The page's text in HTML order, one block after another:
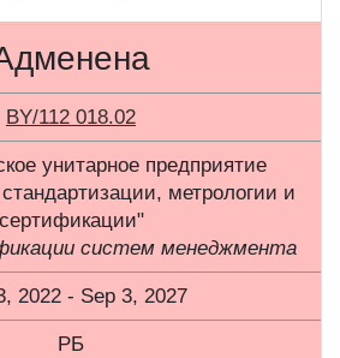
BY/112 018.02
унитарное предприятие
метрологии и
сертификации"
систем менеджмента
2022 - Sep 3, 2027
РБ